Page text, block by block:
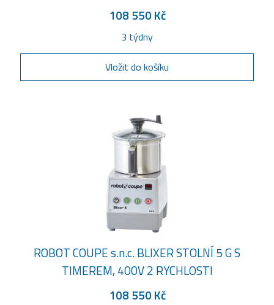
108 550 Kč
3 týdny
Vložit do košíku
ROBOT COUPE s.n.c. BLIXER STOLNÍ 5 G S
TIMEREM, 400V 2 RYCHLOSTI
108 550 Kč